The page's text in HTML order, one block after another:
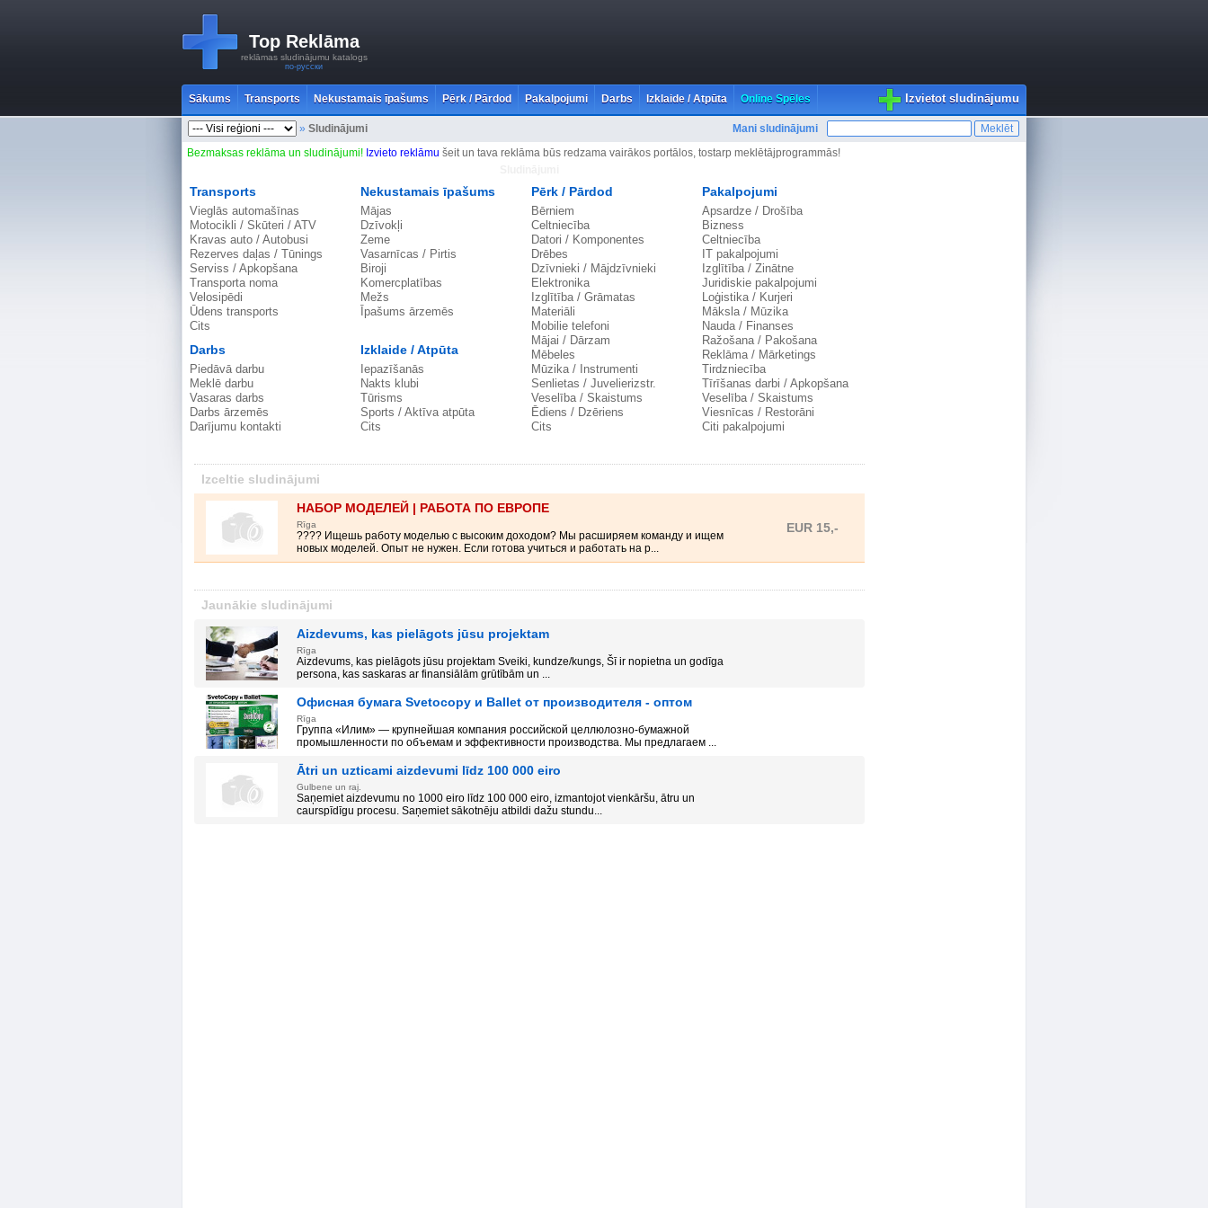
Top Reklāma
reklāmas sludinājumu katalogs
по-русски
Sākums Transports Nekustamais īpašums Pērk / Pārdod Pakalpojumi Darbs Izklaide / Atpūta Online Spēles Izvietot sludinājumu
» Sludinājumi
Mani sludinājumi
Bezmaksas reklāma un sludinājumi! Izvieto reklāmu šeit un tava reklāma būs redzama vairākos portālos, tostarp meklētājprogrammās!
Transports
Vieglās automašīnas
Motocikli / Skūteri / ATV
Kravas auto / Autobusi
Rezerves daļas / Tūnings
Serviss / Apkopšana
Transporta noma
Velosipēdi
Ūdens transports
Cits
Nekustamais īpašums
Mājas
Dzīvokļi
Zeme
Vasarnīcas / Pirtis
Biroji
Komercplatības
Mežs
Īpašums ārzemēs
Pērk / Pārdod
Bērniem
Celtniecība
Datori / Komponentes
Drēbes
Dzīvnieki / Mājdzīvnieki
Elektronika
Izglītība / Grāmatas
Materiāli
Mobilie telefoni
Mājai / Dārzam
Mēbeles
Mūzika / Instrumenti
Senlietas / Juvelierizstr.
Veselība / Skaistums
Ēdiens / Dzēriens
Cits
Pakalpojumi
Apsardze / Drošība
Bizness
Celtniecība
IT pakalpojumi
Izglītība / Zinātne
Juridiskie pakalpojumi
Loģistika / Kurjeri
Māksla / Mūzika
Nauda / Finanses
Ražošana / Pakošana
Reklāma / Mārketings
Tirdzniecība
Tīrīšanas darbi / Apkopšana
Veselība / Skaistums
Viesnīcas / Restorāni
Citi pakalpojumi
Darbs
Piedāvā darbu
Meklē darbu
Vasaras darbs
Darbs ārzemēs
Darījumu kontakti
Izklaide / Atpūta
Iepazīšanās
Nakts klubi
Tūrisms
Sports / Aktīva atpūta
Cits
Izceltie sludinājumi
НАБОР МОДЕЛЕЙ | РАБОТА ПО ЕВРОПЕ
Rīga
???? Ищешь работу моделью с высоким доходом? Мы расширяем команду и ищем
новых моделей. Опыт не нужен. Если готова учиться и работать на р...
EUR 15,-
Jaunākie sludinājumi
Aizdevums, kas pielāgots jūsu projektam
Rīga
Aizdevums, kas pielāgots jūsu projektam Sveiki, kundze/kungs, Šī ir nopietna un godīga
persona, kas saskaras ar finansiālām grūtībām un ...
Офисная бумага Svetocopy и Ballet от производителя - оптом
Rīga
Группа «Илим» — крупнейшая компания российской целлюлозно-бумажной
промышленности по объемам и эффективности производства. Мы предлагаем ...
Ātri un uzticami aizdevumi līdz 100 000 eiro
Gulbene un raj.
Saņemiet aizdevumu no 1000 eiro līdz 100 000 eiro, izmantojot vienkāršu, ātru un
caurspīdīgu procesu. Saņemiet sākotnēju atbildi dažu stundu...